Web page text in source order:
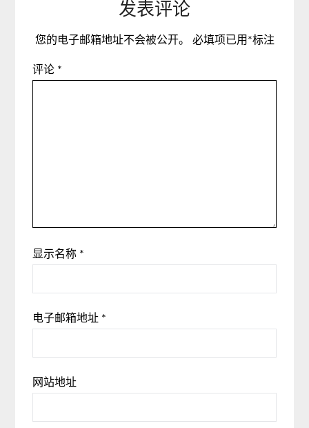
发表评论
您的电子邮箱地址不会被公开。 必填项已用 *标注
评论 *
显示名称 *
电子邮箱地址 *
网站地址